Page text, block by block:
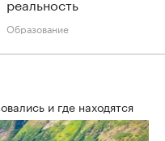
Образование
и где находятся